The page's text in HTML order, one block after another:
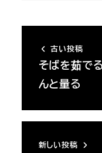
古い投稿
そばを茹で
んと量る
新しい投稿